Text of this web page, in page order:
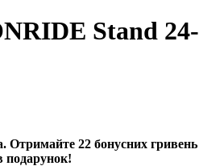
Stand 24-
Отримайте 22 бонусних гривень
подарунок!